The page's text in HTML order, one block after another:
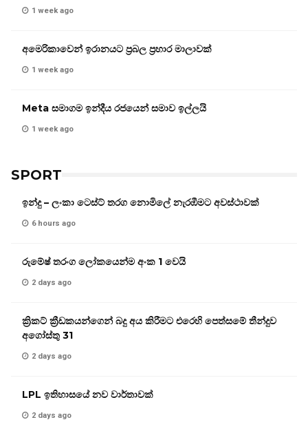
1 week ago
අමෙරිකාවෙන් ඉරානයට ප්‍රබල ප්‍රහාර මාලාවක්
1 week ago
Meta සමාගම ඉන්දීය රජයෙන් සමාව ඉල්ලයි
1 week ago
SPORT
ඉන්දු – ලංකා ටෙස්ට් තරග නොමිලේ නැරඹීමට අවස්ථාවක්
6 hours ago
රුමේෂ් තරංග ලෝකයෙන්ම අංක 1 වෙයි
2 days ago
ක්‍රිකට් ක්‍රීඩකයන්ගෙන් බදු අය කිරීමට එරෙහි පෙත්සමේ තීන්දුව
අගෝස්තු 31
2 days ago
LPL ඉතිහාසයේ නව වාර්තාවක්
2 days ago